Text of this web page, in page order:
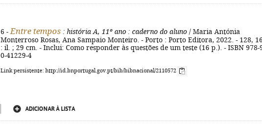
6 - Entre tempos : história A, 11º ano : caderno do aluno / Maria Antónia
Monterroso Rosas, Ana Sampaio Monteiro. - Porto : Porto Editora, 2022. - 128,
: il. ; 29 cm. - Inclui: Como responder às questões de um teste (16 p.). - ISBN 978-
0-41229-4
Link persistente: http://id.bnportugal.gov.pt/bib/bibnacional/2110572
ADICIONAR À LISTA